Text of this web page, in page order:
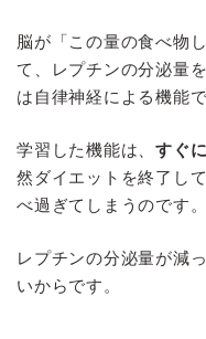
脳が「この量の食べ物
て、レプチンの分泌量
は自律神経による機能で
学習した機能は、すぐ
然ダイエットを終了し
べ過ぎてしまうのです。
レプチンの分泌量が減
いからです。